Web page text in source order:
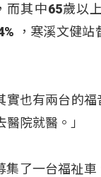
其中65歲以
，寒溪文健
也有兩台的
院就醫。」
了一台福祉